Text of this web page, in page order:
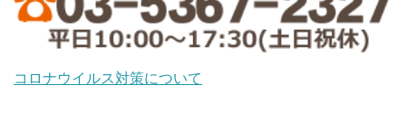
コロナウイルス対策について